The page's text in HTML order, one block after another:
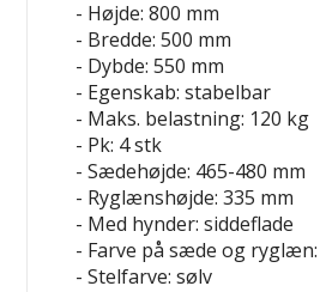
- Højde: 800 mm
- Bredde: 500 mm
- Dybde: 550 mm
- Egenskab: stabelbar
- Maks. belastning: 120 kg
- Pk: 4 stk
- Sædehøjde: 465-480 mm
- Ryglænshøjde: 335 mm
- Med hynder: siddeflade
- Farve på sæde og
- Stelfarve: sølv